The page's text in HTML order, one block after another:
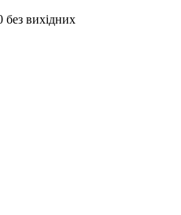
вихідних